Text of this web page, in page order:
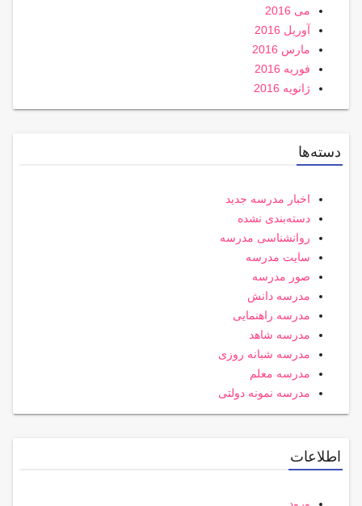
می 2016
آوریل 2016
مارس 2016
فوریه 2016
ژانویه 2016
دسته‌ها
اخبار مدرسه جدید
دسته‌بندی نشده
روانشناسی مدرسه
سایت مدرسه
صور مدرسه
مدرسه دانش
مدرسه راهنمایی
مدرسه شاهد
مدرسه شبانه روزی
مدرسه معلم
مدرسه نمونه دولتی
اطلاعات
ورود